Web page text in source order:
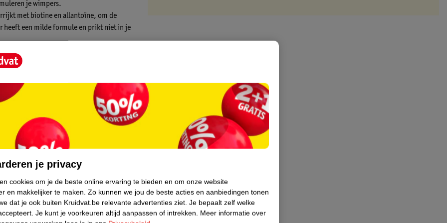
je wimpers.
met biotine en allantoïne, om de
heeft een milde formule en prikt niet in je
de onderste wimperlijn.
elke dag gebruikt. Wil je het effect na de
voor dagelijks gebruik gedurende 6
je privacy
cookies om je de beste online ervaring te bieden en om onze website
en makkelijker te maken. Zo kunnen we jou de beste acties en aanbiedingen tonen
dat je ook buiten Kruidvat.be relevante advertenties ziet. Je bepaalt zelf welke
Je kunt je voorkeuren altijd aanpassen of intrekken. Meer informatie over